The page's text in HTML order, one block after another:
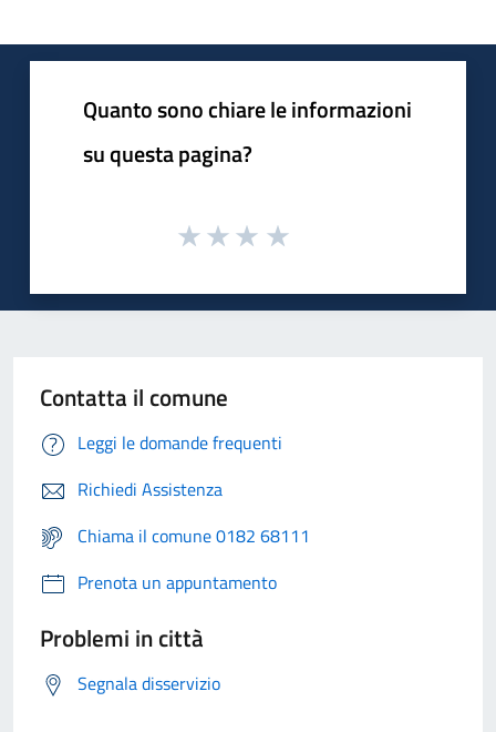
Quanto sono chiare le informazioni
su questa pagina?
Contatta il comune
Leggi le domande frequenti
Richiedi Assistenza
Chiama il comune 0182 68111
Prenota un appuntamento
Problemi in città
Segnala disservizio